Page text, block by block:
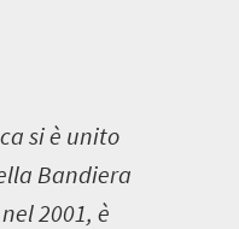
si è unito
Bandiera
2001, è